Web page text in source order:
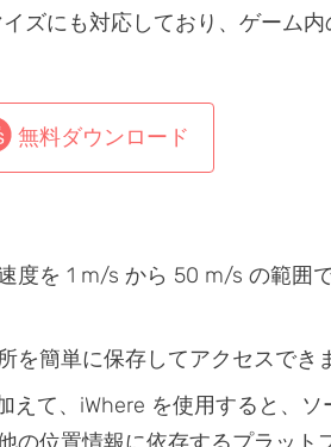
ズにも対応しており、ゲーム内
無料ダウンロード
度を 1 m/s から 50 m/s の範囲
を簡単に保存してアクセスでき
えて、iWhere を使用すると、ソ